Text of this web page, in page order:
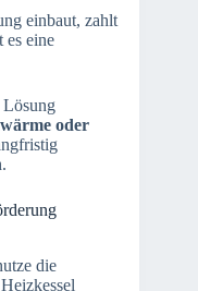
einbaut, zahlt
es eine
Lösung
oder
die